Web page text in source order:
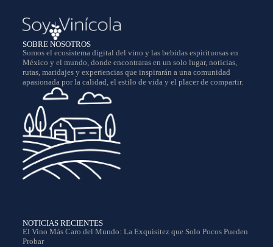
SOBRE NOSOTROS
Somos el ecosistema digital del vino y las bebidas espirituosas en
México y el mundo, donde encontraras en un solo lugar, noticias,
rutas, maridajes y experiencias que inspirarán a una comunidad
apasionada por la calidad, el estilo de vida y el placer de compartir.
NOTICIAS RECIENTES
El Vino Más Caro del Mundo: La Exquisitez que Solo Pocos Pueden
Probar